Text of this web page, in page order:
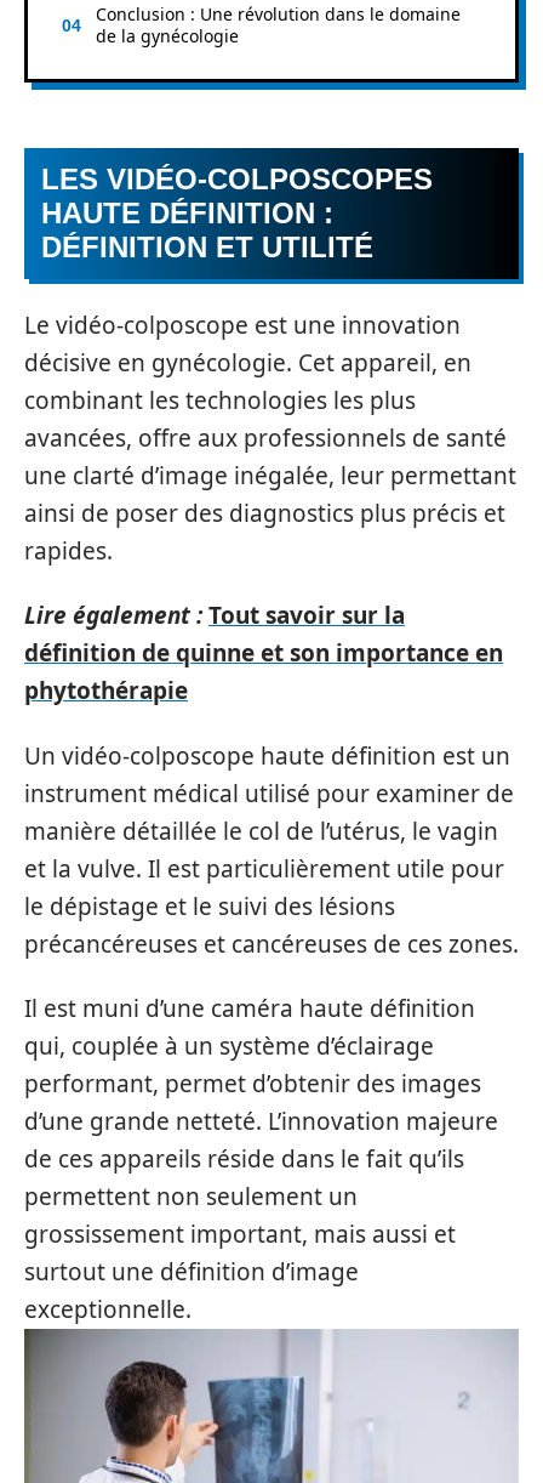
Conclusion : Une révolution dans le domaine
de la gynécologie
LES VIDÉO-COLPOSCOPES
HAUTE DÉFINITION :
DÉFINITION ET UTILITÉ
Le vidéo-colposcope est une innovation
décisive en gynécologie. Cet appareil, en
combinant les technologies les plus
avancées, offre aux professionnels de santé
une clarté d’image inégalée, leur permettant
ainsi de poser des diagnostics plus précis et
rapides.
Lire également :Tout savoir sur la
définition de quinne et son importance en
phytothérapie
Un vidéo-colposcope haute définition est un
instrument médical utilisé pour examiner de
manière détaillée le col de l’utérus, le vagin
et la vulve. Il est particulièrement utile pour
le dépistage et le suivi des lésions
précancéreuses et cancéreuses de ces zones.
Il est muni d’une caméra haute définition
qui, couplée à un système d’éclairage
performant, permet d’obtenir des images
d’une grande netteté. L’innovation majeure
de ces appareils réside dans le fait qu’ils
permettent non seulement un
grossissement important, mais aussi et
surtout une définition d’image
exceptionnelle.